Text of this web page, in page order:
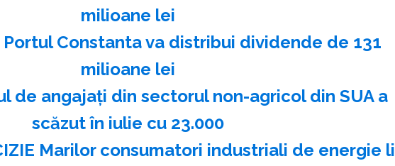
milioane lei
Portul Constanta va distribui dividende de 131
milioane lei
de angajaţi din sectorul non-agricol din SUA a
scăzut în iulie cu 23.000
Marilor consumatori industriali de energie li